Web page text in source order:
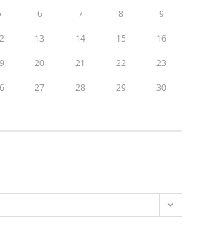
6 7 8 9
13 14 15 16
20 21 22 23
27 28 29 30